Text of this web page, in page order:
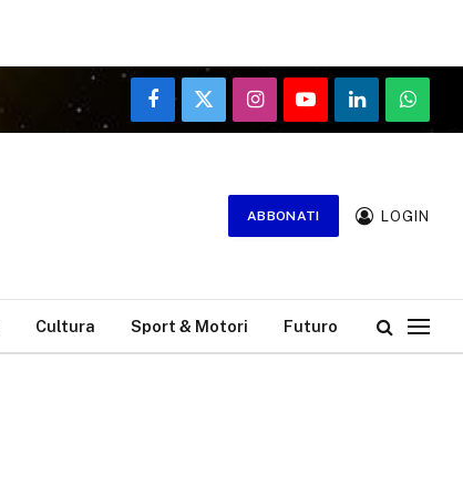
Facebook
X
(Twitter)
InstagramYouTubeLinkedIn
ABBONATI LOGIN
Cultura Sport & Motori Futuro